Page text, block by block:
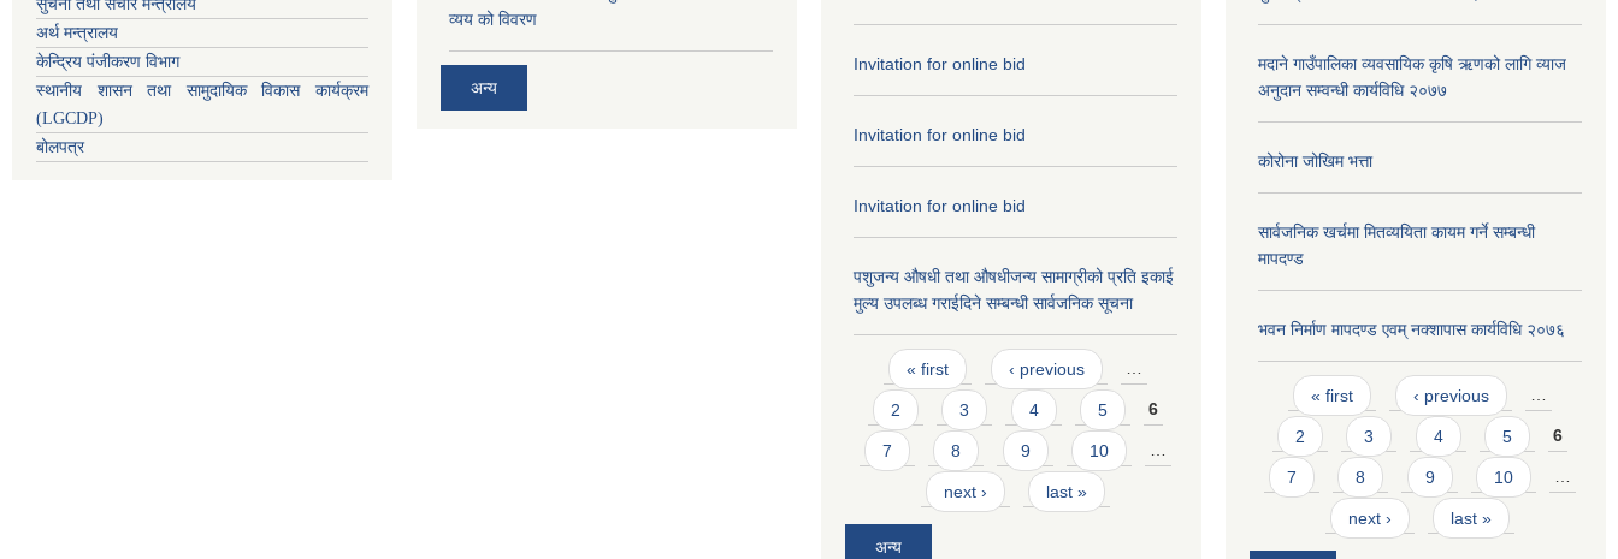
सुचना तथा संचार मन्त्रालय
अर्थ मन्त्रालय
केन्द्रिय पंजीकरण विभाग
स्थानीय शासन तथा सामुदायिक विकास कार्यक्रम
(LGCDP)
बोलपत्र
व्यय को विवरण
अन्य
Invitation for online bid
Invitation for online bid
Invitation for online bid
पशुजन्य औषधी तथा औषधीजन्य सामाग्रीको प्रति इकाई
मुल्य उपलब्ध गराईदिने सम्बन्धी सार्वजनिक सूचना
Pages
« first ‹ previous …
2 3 4 5 6
7 8 9 10 …
next › last »
अन्य
मदाने गाउँपालिका व्यवसायिक कृषि ऋणको लागि व्याज
अनुदान सम्वन्धी कार्यविधि २०७७
कोरोना जोखिम भत्ता
सार्वजनिक खर्चमा मितव्ययिता कायम गर्ने सम्बन्धी
मापदण्ड
भवन निर्माण मापदण्ड एवम् नक्शापास कार्यविधि २०७६
Pages
« first ‹ previous …
2 3 4 5 6
7 8 9 10 …
next › last »